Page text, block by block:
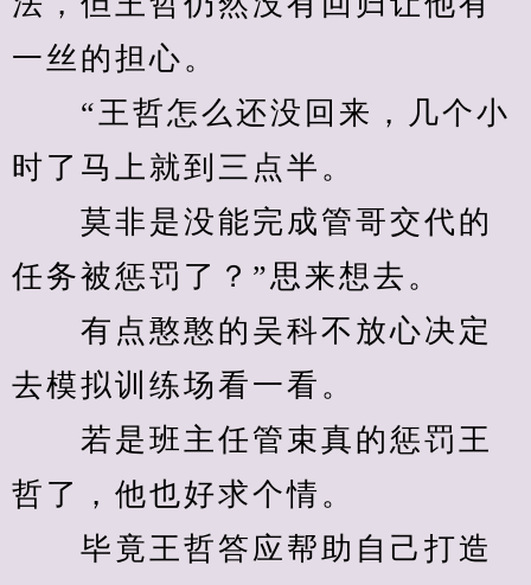
一丝的担心。
“王哲怎么还没回来，几个小
时了马上就到三点半。
莫非是没能完成管哥交代的
任务被惩罚了？”思来想去。
有点憨憨的吴科不放心决定
去模拟训练场看一看。
若是班主任管束真的惩罚王
哲了，他也好求个情。
毕竟王哲答应帮助自己打造